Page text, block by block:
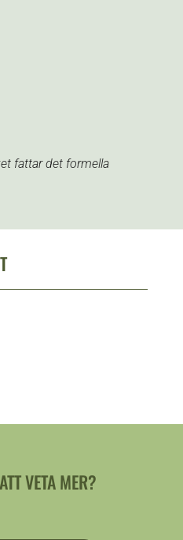
fattar det formella
VETA MER?